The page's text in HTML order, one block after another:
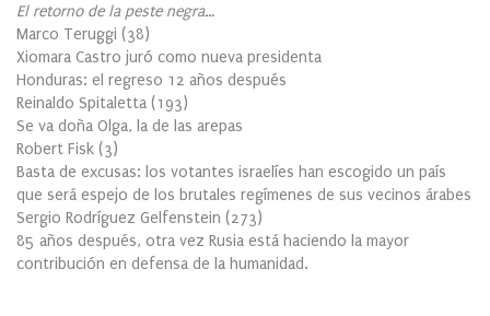
El retorno de la peste negra…
Marco Teruggi (38)
Xiomara Castro juró como nueva presidenta
Honduras: el regreso 12 años después
Reinaldo Spitaletta (193)
Se va doña Olga, la de las arepas
Robert Fisk (3)
Basta de excusas: los votantes israelíes han escogido un país
que será espejo de los brutales regímenes de sus vecinos árabes
Sergio Rodríguez Gelfenstein (273)
85 años después, otra vez Rusia está haciendo la mayor
contribución en defensa de la humanidad.